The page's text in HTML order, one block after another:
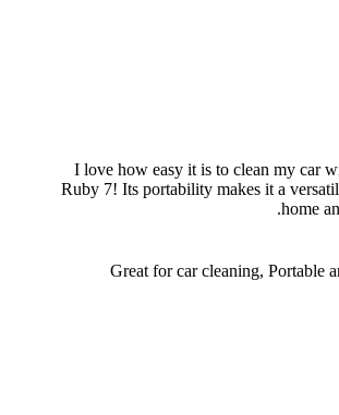
I love how easy it is to clean my car
Ruby 7! Its portability makes it a
home
Great for car cleaning, Portable